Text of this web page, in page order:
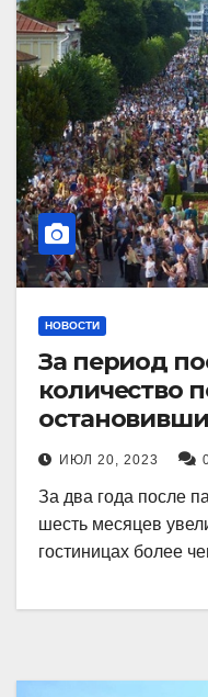
НОВОСТИ
За период
количество
Кисловодска,
ИЮЛ 20, 2023
За два года после
шесть месяцев
гостиницах более